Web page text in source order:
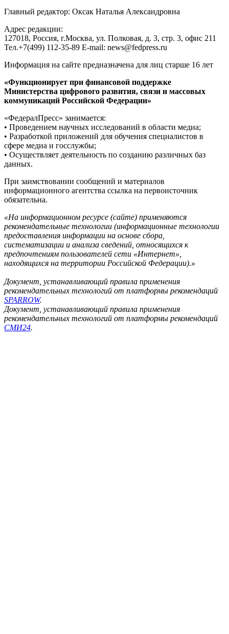
Главный редактор: Оксак Наталья Александровна
Адрес редакции:
127018, Россия, г.Москва, ул. Полковая, д. 3, стр. 3, офис 211
Тел.+7(499) 112-35-89 E-mail: news@fedpress.ru
Информация на сайте предназначена для лиц старше 16 лет
«Функционирует при финансовой поддержке
Министерства цифрового развития, связи и массовых
коммуникаций Российской Федерации»
«ФедералПресс» занимается:
• Проведением научных исследований в области медиа;
• Разработкой приложений для обучения специалистов в
сфере медиа и госслужбы;
• Осуществляет деятельность по созданию различных баз
данных.
При заимствовании сообщений и материалов
информационного агентства ссылка на первоисточник
обязательна.
«На информационном ресурсе (сайте) применяются
рекомендательные технологии (информационные технологии
предоставления информации на основе сбора,
систематизации и анализа сведений, относящихся к
предпочтениям пользователей сети «Интернет»,
находящихся на территории Российской Федерации).»
Документ, устанавливающий правила применения
рекомендательных технологий от платформы рекомендаций
SPARROW.
Документ, устанавливающий правила применения
рекомендательных технологий от платформы рекомендаций
СМИ24.